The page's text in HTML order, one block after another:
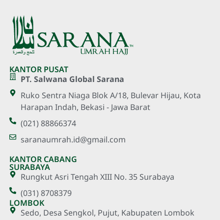
KANTOR PUSAT
PT. Salwana Global Sarana
Ruko Sentra Niaga Blok A/18, Bulevar Hijau, Kota
Harapan Indah, Bekasi - Jawa Barat
(021) 88866374
saranaumrah.id@gmail.com
KANTOR CABANG
SURABAYA
Rungkut Asri Tengah XIII No. 35 Surabaya
(031) 8708379
LOMBOK
Sedo, Desa Sengkol, Pujut, Kabupaten Lombok